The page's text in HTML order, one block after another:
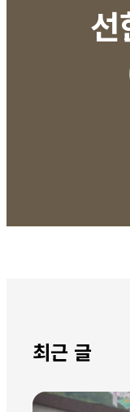
선
최근 글